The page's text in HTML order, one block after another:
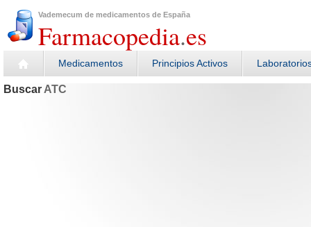
Vademecum de medicamentos de España
Farmacopedia.es
Medicamentos Principios Activos
Buscar ATC